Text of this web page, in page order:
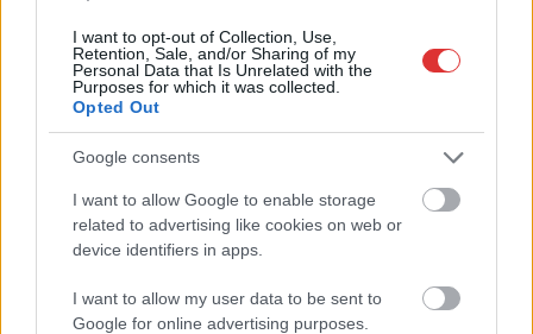
I want to opt-out of Collection, Use,
Retention, Sale, and/or Sharing of my
Personal Data that Is Unrelated with the
Purposes for which it was collected.
Opted Out
Google consents
I want to allow Google to enable storage
related to advertising like cookies on web or
device identifiers in apps.
I want to allow my user data to be sent to
Google for online advertising purposes.